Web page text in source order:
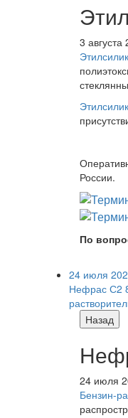
3 августа
России.
По
24 июля
Нефрас С2
Назад
24 июля
Бензин-